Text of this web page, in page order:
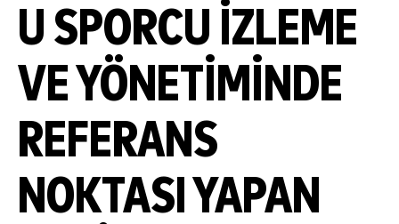
U SPORCU IZLEME
VE YÖNETIMINDE
REFERANS
NOKTASI YAPAN